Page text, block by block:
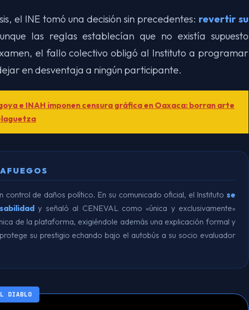
el INE tomó una decisión sin precedentes: revertir su
las reglas establecían que no existía supuesto
el fallo colectivo obligó al Instituto a programar
en desventaja a ningún participante.
e INAH imponen censura gráfica en Oaxaca: borran arte
control de daños político. En su comunicado oficial, el Instituto se
y señaló al CENEVAL como «única y exclusivamente»
de la plataforma, exigiéndole además una explicación formal y
su prestigio echando bajo el autobús a su socio evaluador
DIABLO